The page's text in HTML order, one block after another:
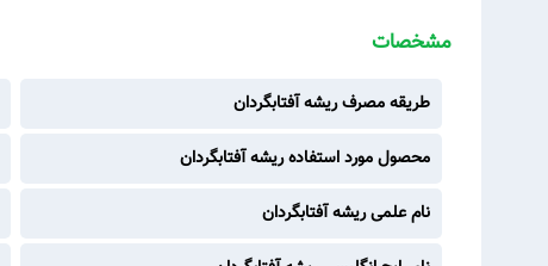
مشخصات
طریقه مصرف ریشه آفتابگردان
محصول مورد استفاده ریشه آفتابگردان
نام علمی ریشه آفتابگردان